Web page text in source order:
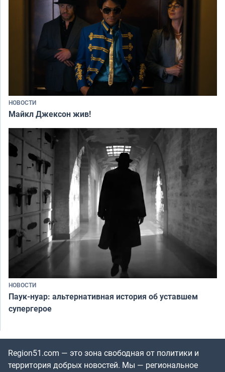
НОВОСТИ
Майкл Джексон жив!
НОВОСТИ
Паук-нуар: альтернативная история об уставшем
супергерое
Region51.com — это зона свободная от политики и
территория добрых новостей. Мы — региональное